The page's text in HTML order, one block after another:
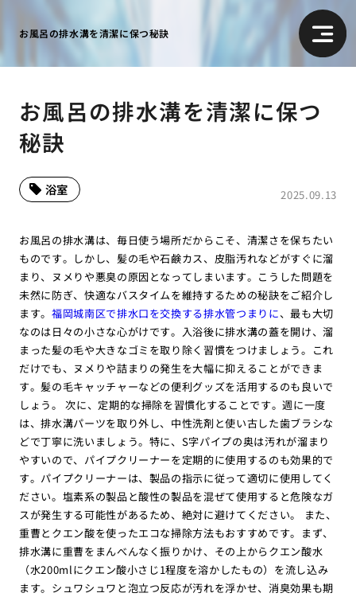
お風呂の排水溝を清潔に保つ秘訣
お風呂の排水溝を清潔に保つ
秘訣
2025.09.13
浴室
お風呂の排水溝は、毎日使う場所だからこそ、清潔さを保ちたい
ものです。しかし、髪の毛や石鹸カス、皮脂汚れなどがすぐに溜
まり、ヌメりや悪臭の原因となってしまいます。こうした問題を
未然に防ぎ、快適なバスタイムを維持するための秘訣をご紹介し
ます。 福岡城南区で排水口を交換する排水管つまりに、最も大切
なのは日々の小さな心がけです。入浴後に排水溝の蓋を開け、溜
まった髪の毛や大きなゴミを取り除く習慣をつけましょう。これ
だけでも、ヌメりや詰まりの発生を大幅に抑えることができま
す。髪の毛キャッチャーなどの便利グッズを活用するのも良いで
しょう。 次に、定期的な掃除を習慣化することです。週に一度
は、排水溝パーツを取り外し、中性洗剤と使い古した歯ブラシな
どで丁寧に洗いましょう。特に、S字パイプの奥は汚れが溜まり
やすいので、パイプクリーナーを定期的に使用するのも効果的で
す。パイプクリーナーは、製品の指示に従って適切に使用してく
ださい。塩素系の製品と酸性の製品を混ぜて使用すると危険なガ
スが発生する可能性があるため、絶対に避けてください。 また、
重曹とクエン酸を使ったエコな掃除方法もおすすめです。まず、
排水溝に重曹をまんべんなく振りかけ、その上からクエン酸水
（水200mlにクエン酸小さじ1程度を溶かしたもの）を流し込み
ます。シュワシュワと泡立つ反応が汚れを浮かせ、消臭効果も期